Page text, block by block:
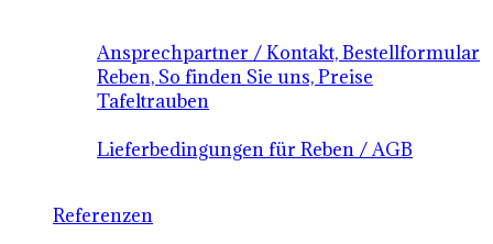
Ansprechpartner / Kontakt, Bestellformular
Reben, So finden Sie uns, Preise
Tafeltrauben
Lieferbedingungen für Reben / AGB
Referenzen